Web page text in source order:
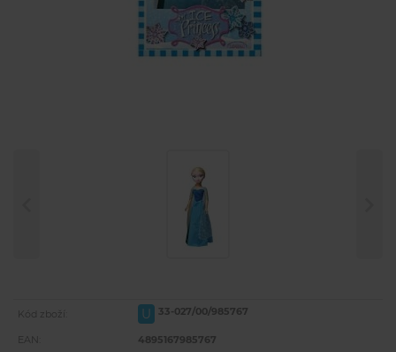
Kód zboží: U 33-027/00/985767
EAN:
4895167985767